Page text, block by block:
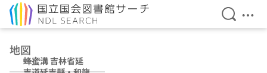
検索を
メ
地図
蜂蜜溝 吉林省延